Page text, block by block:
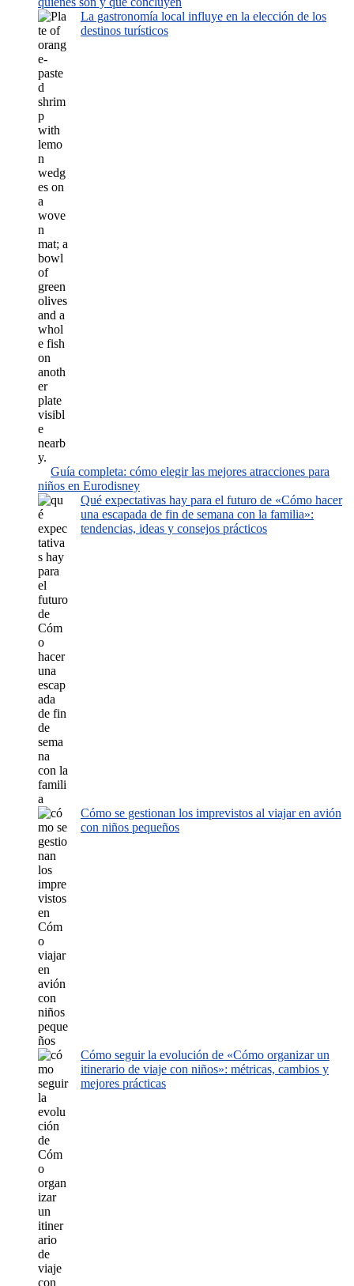
La gastronomía local influye en la elección de los
destinos turísticos
Guía completa: cómo elegir las mejores atracciones para
niños en Eurodisney
Qué expectativas hay para el futuro de «Cómo hacer
una escapada de fin de semana con la familia»:
tendencias, ideas y consejos prácticos
Cómo se gestionan los imprevistos al viajar en avión
con niños pequeños
Cómo seguir la evolución de «Cómo organizar un
itinerario de viaje con niños»: métricas, cambios y
mejores prácticas